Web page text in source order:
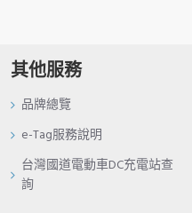
其他服務
品牌總覽
e-Tag服務說明
台灣國道電動車DC充電站查
詢